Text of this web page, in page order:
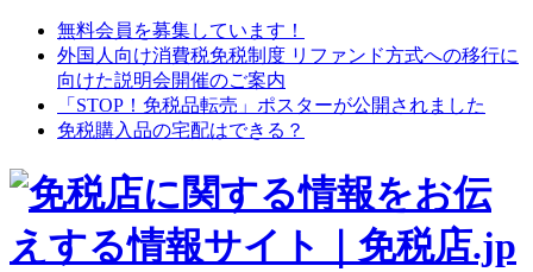
無料会員を募集しています！
外国人向け消費税免税制度 リファンド方式への移行に
向けた説明会開催のご案内
「STOP！免税品転売」ポスターが公開されました
免税購入品の宅配はできる？